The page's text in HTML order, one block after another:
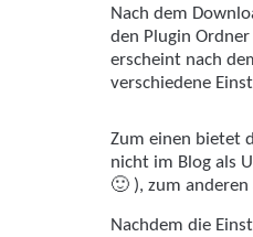
Nach dem
den Plugin
erscheint nach
verschiedene
Zum einen bietet
nicht im Blog als
🙂 ), zum
Nachdem die